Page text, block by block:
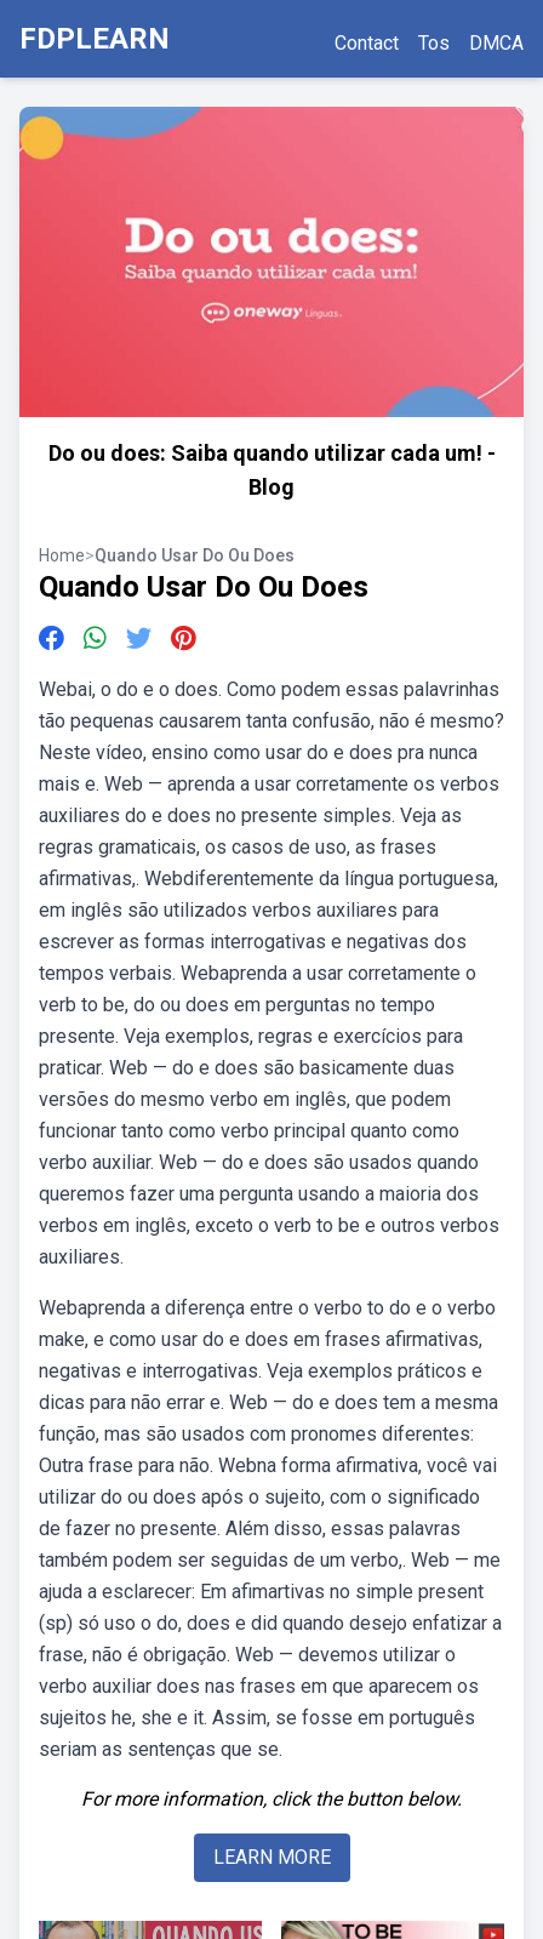
FDPLEARN Contact Tos DMCA
Do ou does: Saiba quando utilizar cada um! -
Blog
Home>Quando Usar Do Ou Does
Quando Usar Do Ou Does
Webai, o do e o does. Como podem essas palavrinhas
tão pequenas causarem tanta confusão, não é mesmo?
Neste vídeo, ensino como usar do e does pra nunca
mais e. Web — aprenda a usar corretamente os verbos
auxiliares do e does no presente simples. Veja as
regras gramaticais, os casos de uso, as frases
afirmativas,. Webdiferentemente da língua portuguesa,
em inglês são utilizados verbos auxiliares para
escrever as formas interrogativas e negativas dos
tempos verbais. Webaprenda a usar corretamente o
verb to be, do ou does em perguntas no tempo
presente. Veja exemplos, regras e exercícios para
praticar. Web — do e does são basicamente duas
versões do mesmo verbo em inglês, que podem
funcionar tanto como verbo principal quanto como
verbo auxiliar. Web — do e does são usados quando
queremos fazer uma pergunta usando a maioria dos
verbos em inglês, exceto o verb to be e outros verbos
auxiliares.
Webaprenda a diferença entre o verbo to do e o verbo
make, e como usar do e does em frases afirmativas,
negativas e interrogativas. Veja exemplos práticos e
dicas para não errar e. Web — do e does tem a mesma
função, mas são usados com pronomes diferentes:
Outra frase para não. Webna forma afirmativa, você vai
utilizar do ou does após o sujeito, com o significado
de fazer no presente. Além disso, essas palavras
também podem ser seguidas de um verbo,. Web — me
ajuda a esclarecer: Em afimartivas no simple present
(sp) só uso o do, does e did quando desejo enfatizar a
frase, não é obrigação. Web — devemos utilizar o
verbo auxiliar does nas frases em que aparecem os
sujeitos he, she e it. Assim, se fosse em português
seriam as sentenças que se.
For more information, click the button below.
LEARN MORE